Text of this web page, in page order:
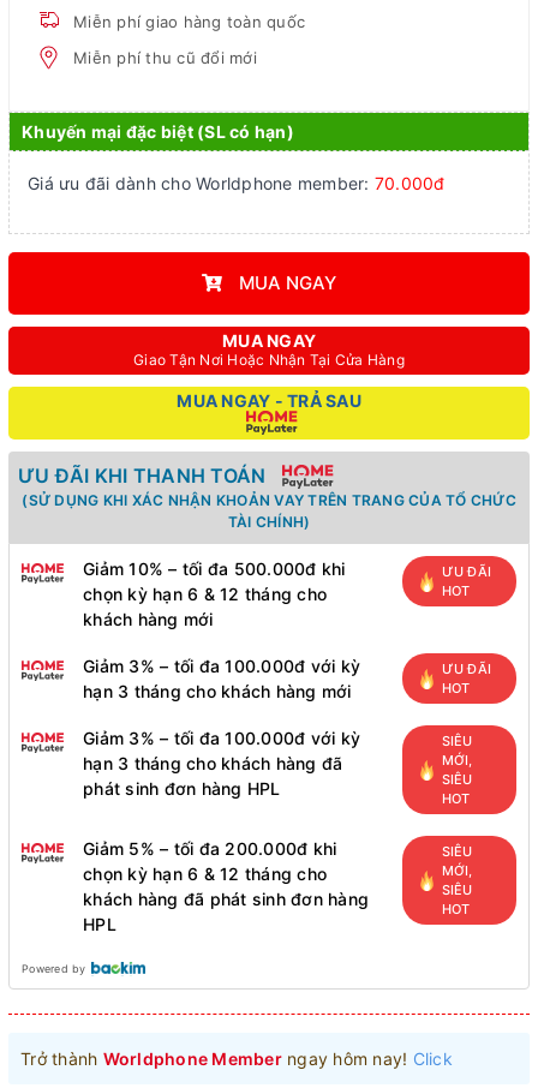
Miễn phí giao hàng toàn quốc
Miễn phí thu cũ đổi mới
Khuyến mại đặc biệt (SL có hạn)
Giá ưu đãi dành cho Worldphone member: 70.000đ
MUA NGAY
MUA NGAY
Giao Tận Nơi Hoặc Nhận Tại Cửa Hàng
MUA NGAY - TRẢ SAU
ƯU ĐÃI KHI THANH TOÁN
(SỬ DỤNG KHI XÁC NHẬN KHOẢN VAY TRÊN TRANG CỦA TỔ CHỨC
TÀI CHÍNH)
Giảm 10% – tối đa 500.000đ khi
chọn kỳ hạn 6 & 12 tháng cho
khách hàng mới
ƯU ĐÃI
HOT
Giảm 3% – tối đa 100.000đ với kỳ
hạn 3 tháng cho khách hàng mới
ƯU ĐÃI
HOT
Giảm 3% – tối đa 100.000đ với kỳ
hạn 3 tháng cho khách hàng đã
phát sinh đơn hàng HPL
SIÊU
MỚI,
SIÊU
HOT
Giảm 5% – tối đa 200.000đ khi
chọn kỳ hạn 6 & 12 tháng cho
khách hàng đã phát sinh đơn hàng
HPL
SIÊU
MỚI,
SIÊU
HOT
Powered by
Trở thành Worldphone Memberngay hôm nay! Click